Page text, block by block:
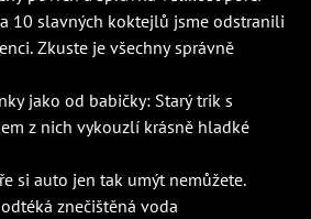
10 slavných koktejlů jsme odstranili
Zkuste je všechny správně
jako od babičky: Starý trik s
z nich vykouzlí krásně hladké
si auto jen tak umýt nemůžete.
znečištěná voda